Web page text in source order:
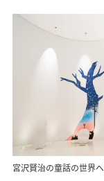
宮沢賢治の童話の世界